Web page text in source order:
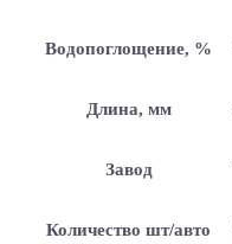
Водопоглощение, %
Длина, мм
Завод
Количество шт/авто